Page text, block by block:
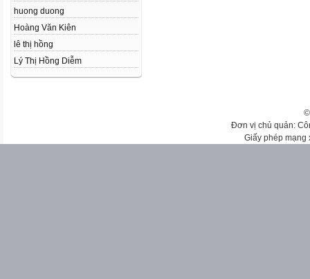
huong duong
Hoàng Văn Kiên
lê thị hồng
Lý Thị Hồng Diễm
Đơn vị chủ quản:
Giấy phép mạng